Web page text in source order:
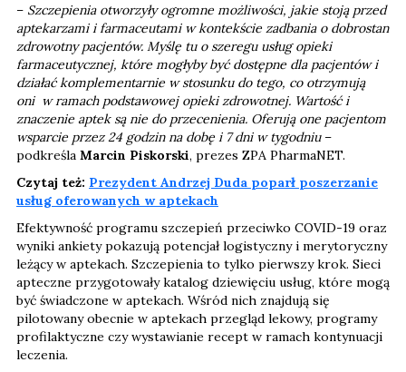
– Szczepienia otworzyły ogromne możliwości, jakie stoją przed
aptekarzami i farmaceutami w kontekście zadbania o dobrostan
zdrowotny pacjentów. Myślę tu o szeregu usług opieki
farmaceutycznej, które mogłyby być dostępne dla pacjentów i
działać komplementarnie w stosunku do tego, co otrzymują
oni w ramach podstawowej opieki zdrowotnej. Wartość i
znaczenie aptek są nie do przecenienia. Oferują one pacjentom
wsparcie przez 24 godzin na dobę i 7 dni w tygodniu –
podkreśla Marcin Piskorski, prezes ZPA PharmaNET.
Czytaj też: Prezydent Andrzej Duda poparł poszerzanie
usług oferowanych w aptekach
Efektywność programu szczepień przeciwko COVID-19 oraz
wyniki ankiety pokazują potencjał logistyczny i merytoryczny
leżący w aptekach. Szczepienia to tylko pierwszy krok. Sieci
apteczne przygotowały katalog dziewięciu usług, które mogą
być świadczone w aptekach. Wśród nich znajdują się
pilotowany obecnie w aptekach przegląd lekowy, programy
profilaktyczne czy wystawianie recept w ramach kontynuacji
leczenia.